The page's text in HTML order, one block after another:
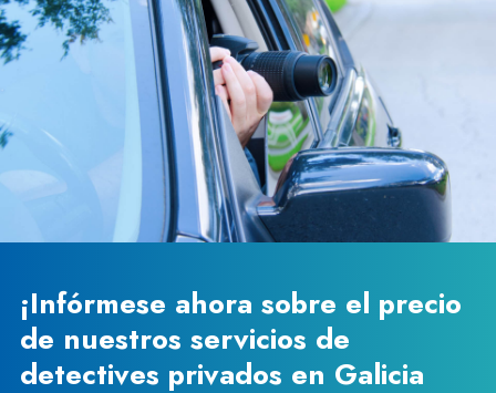
¡Infórmese ahora sobre el precio
de nuestros servicios de
detectives privados en Galicia